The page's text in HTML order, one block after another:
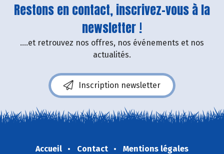
Restons en contact, inscrivez-vous à la
newsletter !
....et retrouvez nos offres, nos événements et nos
actualités.
Inscription newsletter
Accueil Contact
Mentions légales